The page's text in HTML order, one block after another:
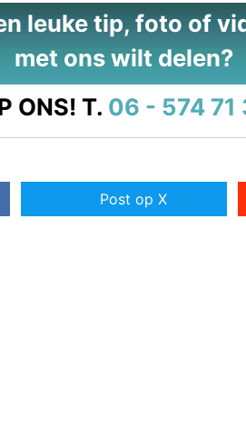
leuke tip, foto of
met ons wilt delen?
ONS! T. 06 - 574 71
Post op X